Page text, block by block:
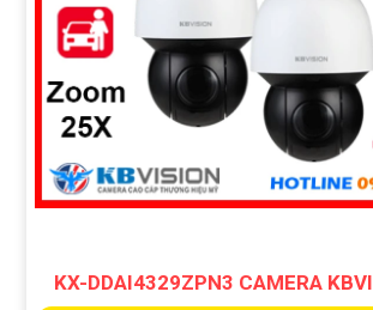
KX-DDAI4329ZPN3 CAMERA